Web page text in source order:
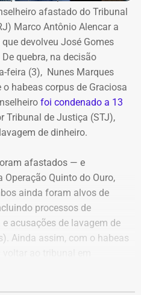
na Casa das Pretas,
o encontro terminou, a
Fernanda Chaves, em carro
Quando passavam pelo
foram atingidos por treze
presos desde 12 de março
Penitenciário da Papuda,
Federal de Brasília.
Araújo, do Jornal “O
afastado do Tribunal
Marco Antônio Alencar a
devolveu José Gomes
quebra, na decisão
feira (3), Nunes Marques
habeas corpus de Graciosa
foi condenado a 13
Tribunal de Justiça (STJ),
de dinheiro.
afastados — e
Quinto do Ouro,
ainda foram alvos de
processos de
acusações de lavagem de
Ainda assim, com o habeas